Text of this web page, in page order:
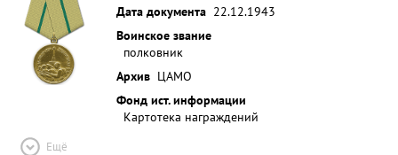
Дата документа 22.12.1943
Воинское звание
полковник
Архив ЦАМО
Фонд ист. информации
Картотека награждений
Ещё